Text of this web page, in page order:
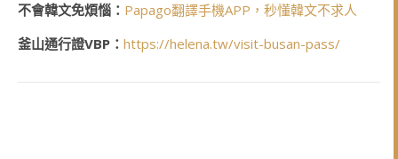
不會韓文免煩惱： Papago翻譯手機APP，秒懂韓文不求人
釜山通行證VBP： https://helena.tw/visit-busan-pass/